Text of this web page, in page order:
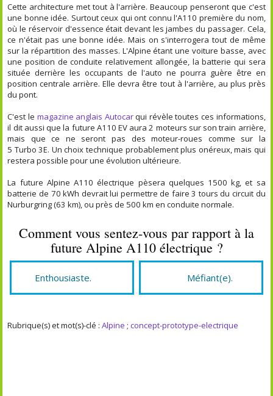
Cette architecture met tout à l'arrière. Beaucoup penseront que c'est
une bonne idée. Surtout ceux qui ont connu l'A110 première du nom,
où le réservoir d'essence était devant les jambes du passager. Cela,
ce n'était pas une bonne idée. Mais on s'interrogera tout de même
sur la répartition des masses. L'Alpine étant une voiture basse, avec
une position de conduite relativement allongée, la batterie qui sera
située derrière les occupants de l'auto ne pourra guère être en
position centrale arrière. Elle devra être tout à l'arrière, au plus près
du pont.
C'est le magazine anglais Autocarqui révèle toutes ces informations,
il dit aussi que la future A110 EV aura 2 moteurs sur son train arrière,
mais que ce ne seront pas des moteur-roues comme sur la
5 Turbo 3E. Un choix technique probablement plus onéreux, mais qui
restera possible pour une évolution ultérieure.
La future Alpine A110 électrique pèsera quelques 1500 kg, et sa
batterie de 70 kWh devrait lui permettre de faire 3 tours du circuit du
Nurburgring (63 km), ou près de 500 km en conduite normale.
Comment vous sentez-vous par rapport à la
future Alpine A110 électrique ?
Enthousiaste. Méfiant(e).
Rubrique(s) et mot(s)-clé :Alpine ;concept-prototype-electrique